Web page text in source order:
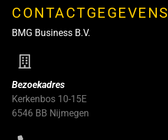
CONTACTGEGEVENS
BMG Business B.V.
Bezoekadres
Kerkenbos 10-15E
6546 BB Nijmegen